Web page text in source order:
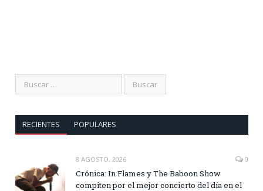
RECIENTES POPULARES
8 AGOSTO, 2026 0
Crónica: In Flames y The Baboon Show
compiten por el mejor concierto del día en el